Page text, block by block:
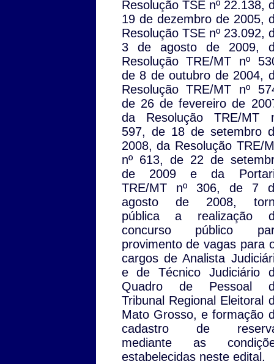
Resolução TSE nº 22.138,
19 de dezembro de 2005,
Resolução TSE nº 23.092,
3 de agosto de 2009,
Resolução TRE/MT nº
de 8 de outubro de 2004,
Resolução TRE/MT nº
de 26 de fevereiro de
da Resolução TRE/MT
597, de 18 de setembro
2008, da Resolução TRE/
nº 613, de 22 de
de 2009 e da
TRE/MT nº 306, de 7
agosto de 2008,
pública a realização
concurso público
provimento de vagas para
cargos de Analista
e de Técnico Judiciário
Quadro de Pessoal
Tribunal Regional Eleitoral
Mato Grosso, e formação
cadastro de
mediante as
estabelecidas neste edital.